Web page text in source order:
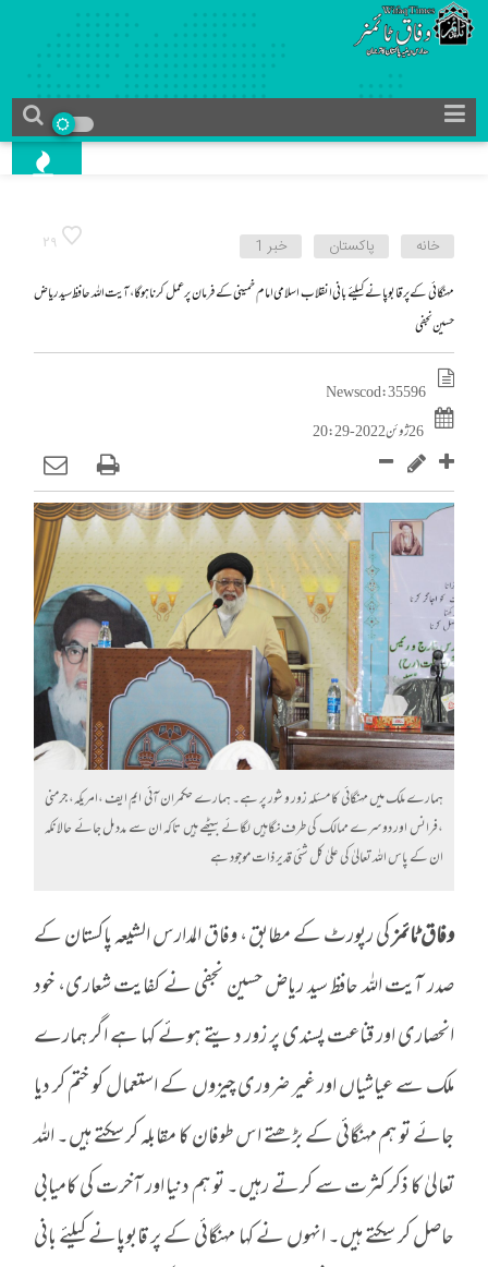
29 خانه پاکستان خبر 1
مہنگائی کے پر قابوپانے کیلئے بانی انقلاب اسلامی امام خمینی کے فرمان پر عمل کرنا ہوگا، آیت اللہ حافظ سید ریاض
حسین نجفی
News cod : 35596
26 ژوئن 2022 - 20:29
ہمارے ملک میں مہنگائی کا مسئلہ زور و شور پر ہے۔ ہمارے حکمران آئی ایم ایف ،امریکہ، جرمنی
،فرانس اور دوسرے ممالک کی طرف نگاہیں لگائے بیٹھے ہیں تاکہ ان سے مدد مل جائے حالانکہ
ان کے پاس اللہ تعالیٰ کی علیٰ کل شئی قدیر ذات موجود ہے
وفاق ٹائمزکی رپورٹ کے مطابق ، وفاق المدارس الشیعہ پاکستان کے
صدر آیت اللہ حافظ سید ریاض حسین نجفی نے کفایت شعاری، خود
انحصاری اور قناعت پسندی پر زور دیتے ہوئے کہا ہے اگر ہمارے
ملک سے عیاشیاں اور غیر ضروری چیزوں کے استعمال کو ختم کر دیا
جائے تو ہم مہنگائی کے بڑھتے اس طوفان کا مقابلہ کر سکتے ہیں۔ اللہ
تعالیٰ کا ذکر کثرت سے کرتے رہیں۔ تو ہم دنیا اور آخرت کی کامیابی
حاصل کر سکتے ہیں۔ انہوں نے کہا مہنگائی کے پر قابوپانے کیلئے بانی